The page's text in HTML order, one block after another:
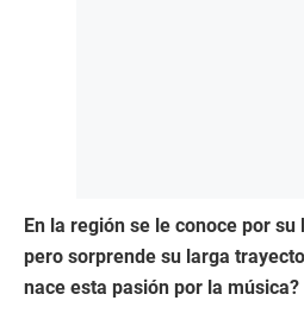
En la región se le conoce por
pero sorprende su larga
nace esta pasión por la música?